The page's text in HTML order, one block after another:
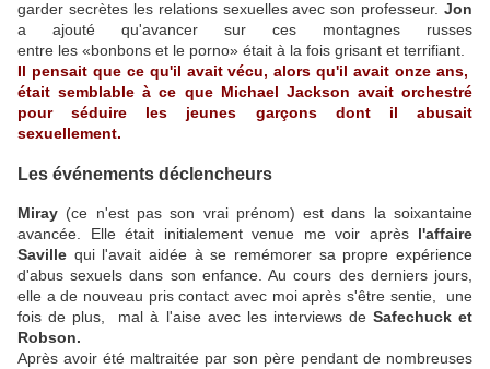
garder secrètes les relations sexuelles avec son professeur. Jon
a ajouté qu'avancer sur ces montagnes russes
entre les «bonbons et le porno» était à la fois grisant et terrifiant.
Il pensait que ce qu'il avait vécu, alors qu'il avait onze ans,
était semblable à ce que Michael Jackson avait orchestré
pour séduire les jeunes garçons dont il abusait
sexuellement.
Les événements déclencheurs
Miray (ce n'est pas son vrai prénom) est dans la soixantaine
avancée. Elle était initialement venue me voir après l'affaire
Saville qui l'avait aidée à se remémorer sa propre expérience
d'abus sexuels dans son enfance. Au cours des derniers jours,
elle a de nouveau pris contact avec moi après s'être sentie, une
fois de plus, mal à l'aise avec les interviews de Safechuck et
Robson.
Après avoir été maltraitée par son père pendant de nombreuses